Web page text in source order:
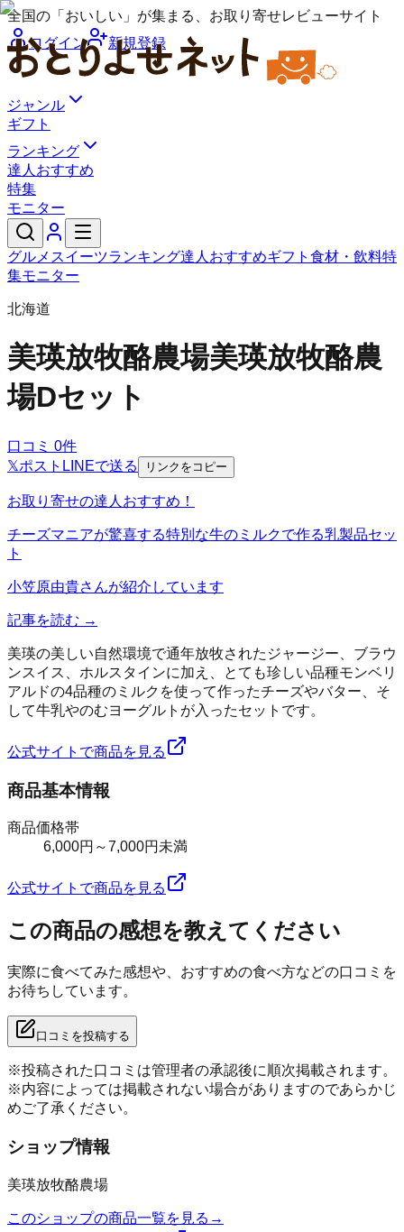
全国の「おいしい」が集まる、お取り寄せレビューサイト
ログイン
新規登録
ジャンル
ギフト
ランキング
達人おすすめ
特集
モニター
グルメ スイーツランキング達人おすすめギフト 食材・飲料特
集モニター
北海道
美瑛放牧酪農場美瑛放牧酪農
場Dセット
口コミ 0件
𝕏ポスト LINEで送る リンクをコピー
お取り寄せの達人おすすめ！
チーズマニアが驚喜する特別な牛のミルクで作る乳製品セッ
ト
小笠原由貴さんが紹介しています
記事を読む →
美瑛の美しい自然環境で通年放牧されたジャージー、ブラウ
ンスイス、ホルスタインに加え、とても珍しい品種モンベリ
アルドの4品種のミルクを使って作ったチーズやバター、そ
して牛乳やのむヨーグルトが入ったセットです。
公式サイトで商品を見る
商品基本情報
商品価格帯
6,000円～7,000円未満
公式サイトで商品を見る
この商品の感想を教えてください
実際に食べてみた感想や、おすすめの食べ方などの口コミを
お待ちしています。
口コミを投稿する
※投稿された口コミは管理者の承認後に順次掲載されます。
※内容によっては掲載されない場合がありますのであらかじ
めご了承ください。
ショップ情報
美瑛放牧酪農場
このショップの商品一覧を見る →